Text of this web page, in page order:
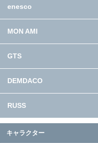
enesco
MON AMI
GTS
DEMDACO
RUSS
キャラクター